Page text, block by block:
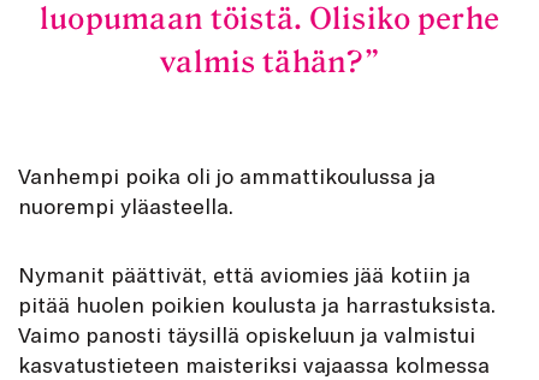
luopumaan töistä. Olisiko perhe
valmis tähän?
Vanhempi poika oli jo ammattikoulussa ja
nuorempi yläasteella.
Nymanit päättivät, että aviomies jää kotiin ja
pitää huolen poikien koulusta ja harrastuksista.
Vaimo panosti täysillä opiskeluun ja valmistui
kasvatustieteen maisteriksi vajaassa kolmessa